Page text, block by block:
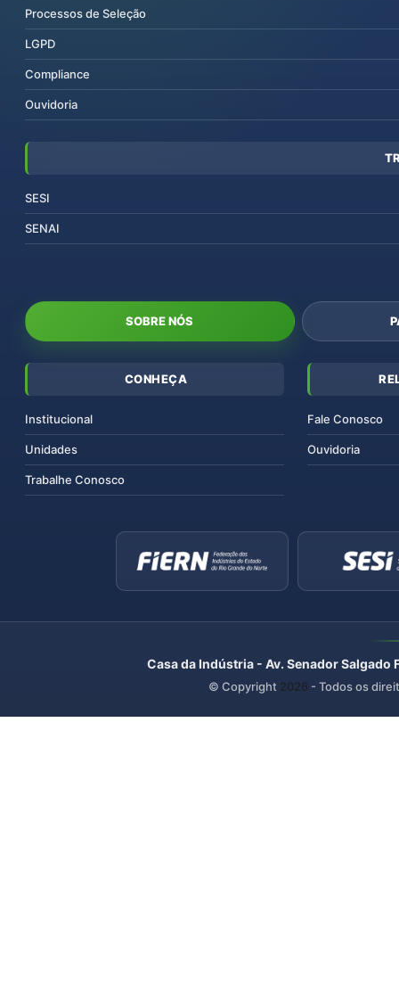
Processos de Seleção
LGPD
Compliance
Ouvidoria
SESI
SENAI
SOBRE NÓS
CONHEÇA
Institucional
Unidades
Trabalhe Conosco
Fale Conosco
Ouvidoria
Casa da Indústria - Av. Senador
© Copyright 2026 - Todos os